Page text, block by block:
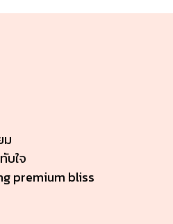
ม
บใจ
premium bliss